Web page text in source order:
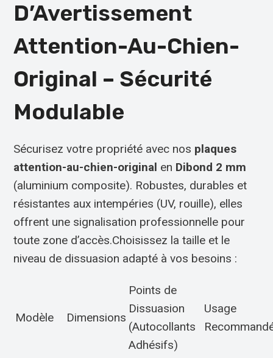
D’Avertissement
Attention-Au-Chien-
Original – Sécurité
Modulable
Sécurisez votre propriété avec nos plaques
attention-au-chien-original en Dibond 2 mm
(aluminium composite). Robustes, durables et
résistantes aux intempéries (UV, rouille), elles
offrent une signalisation professionnelle pour
toute zone d’accès.Choisissez la taille et le
niveau de dissuasion adapté à vos besoins :
Modèle Dimensions
Points de
Dissuasion
(Autocollants
Adhésifs)
Usage